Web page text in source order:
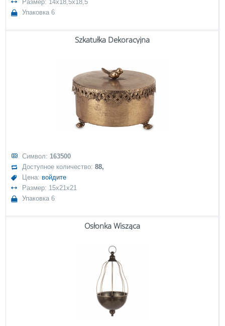
Размер: 14x18,5x18,5
Упаковка 6
Szkatułka Dekoracyjna
Символ: 163500
Доступное количество:88,
Цена: войдите
Размер: 15x21x21
Упаковка 6
Osłonka Wisząca